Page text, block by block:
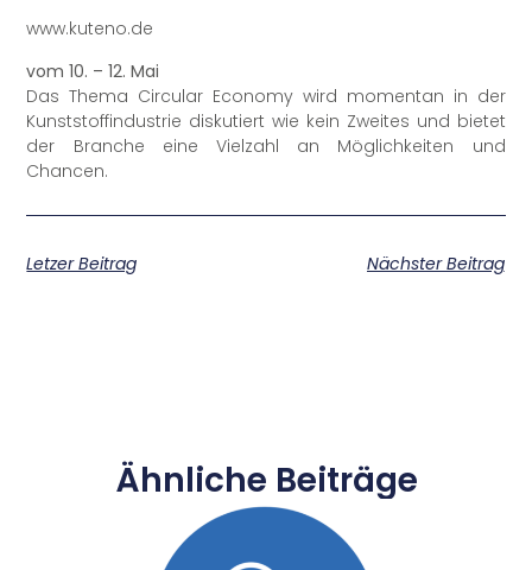
www.kuteno.de
vom 10. – 12. Mai
Das Thema Circular Economy wird momentan in der
Kunststoffindustrie diskutiert wie kein Zweites und bietet
der Branche eine Vielzahl an Möglichkeiten und
Chancen.
Letzer Beitrag Nächster Beitrag
Ähnliche Beiträge